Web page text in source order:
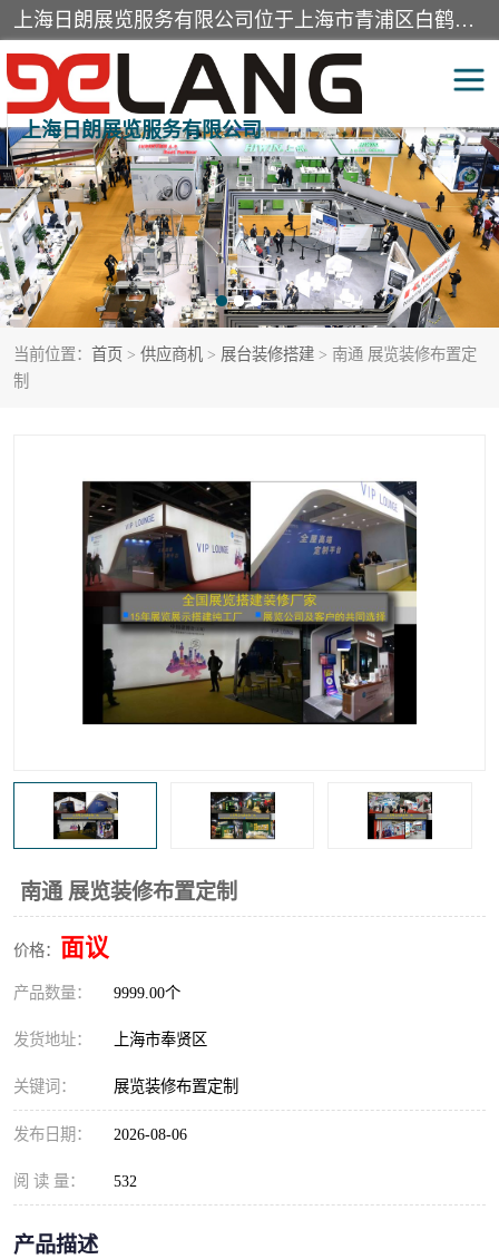
上海日朗展览服务有限公司位于上海市青浦区白鹤镇，营业范围有展览展示会务服务，室内装饰设计及施工，展示道具设计制作，舞台设计，图文设计，灯箱制作，园林绿化工程，广告装潢材料，建筑材料，办公用品，工艺礼品日用百货销售。
上海日朗展览服务有限公司
当前位置： 首页 > 供应商机 > 展台装修搭建 > 南通 展览装修布置定
制
南通 展览装修布置定制
价格： 面议
产品数量： 9999.00个
发货地址： 上海市奉贤区
关键词： 展览装修布置定制
发布日期： 2026-08-06
阅 读 量： 532
产品描述
展台装修搭建 活动会议执行
展厅装修 专柜制作
展会装修设计 展会搭建
活动策划 展会服务